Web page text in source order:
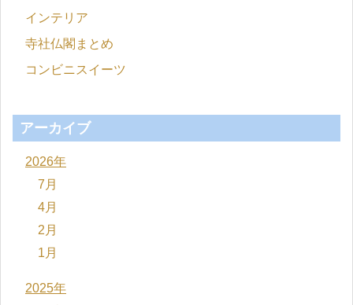
インテリア
寺社仏閣まとめ
コンビニスイーツ
アーカイブ
2026年
7月
4月
2月
1月
2025年